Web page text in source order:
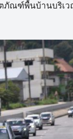
ภัณฑ์พื้นบ้านบริเ